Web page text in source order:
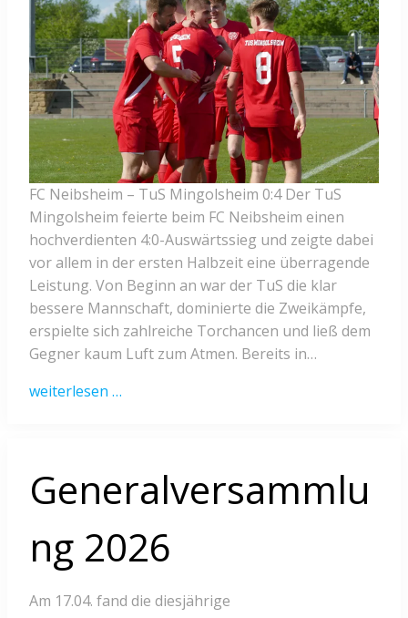
FC Neibsheim – TuS Mingolsheim 0:4 Der TuS
Mingolsheim feierte beim FC Neibsheim einen
hochverdienten 4:0-Auswärtssieg und zeigte dabei
vor allem in der ersten Halbzeit eine überragende
Leistung. Von Beginn an war der TuS die klar
bessere Mannschaft, dominierte die Zweikämpfe,
erspielte sich zahlreiche Torchancen und ließ dem
Gegner kaum Luft zum Atmen. Bereits in…
weiterlesen …
Generalversammlu
ng 2026
Am 17.04. fand die diesjährige